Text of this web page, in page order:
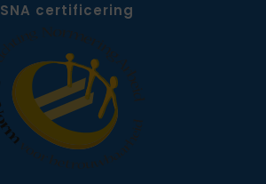
SNA certificering